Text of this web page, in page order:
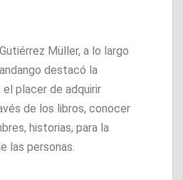
Müller, a lo largo
destacó la
placer de adquirir
de los libros, conocer
historias, para la
las personas.